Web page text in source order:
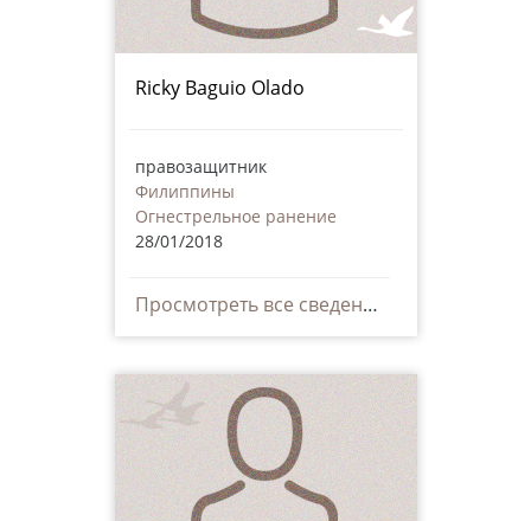
Ricky Baguio Olado
правозащитник
Филиппины
Огнестрельное ранение
28/01/2018
Просмотреть все сведения